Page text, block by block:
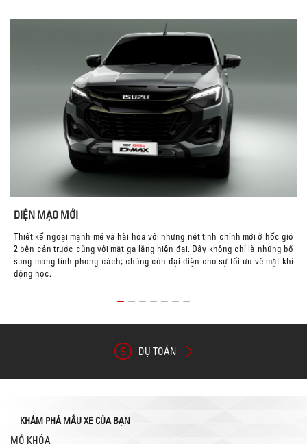
DIỆN MẠO MỚI
Thiết kế ngoại mạnh mẽ và hài hòa với những nét tinh chỉnh mới ở hốc gió
2 bên cản trước cùng với mặt ga lăng hiện đại. Đây không chỉ là những bổ
sung mang tính phong cách; chúng còn đại diện cho sự tối ưu về mặt khí
động học.
DỰ TOÁN
KHÁM PHÁ MẪU XE CỦA BẠN
MỞ KHÓA